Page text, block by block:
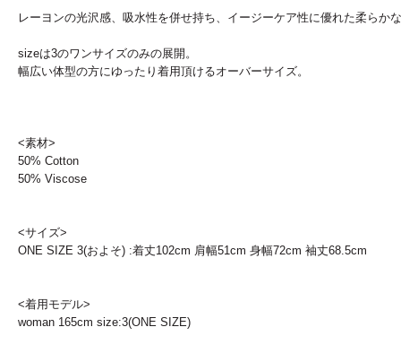
レーヨンの光沢感、吸水性を併せ持ち、イージーケア性に優れた柔らか
sizeは3のワンサイズのみの展開。
幅広い体型の方にゆったり着用頂けるオーバーサイズ。
<素材>
50% Cotton
50% Viscose
<サイズ>
ONE SIZE 3(およそ) :着丈102cm 肩幅51cm 身幅72cm 袖丈68.5cm
<着用モデル>
woman 165cm size:3(ONE SIZE)